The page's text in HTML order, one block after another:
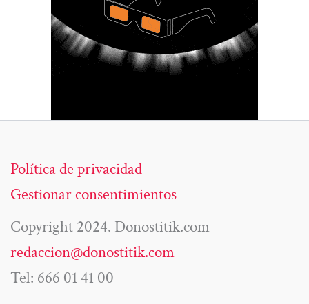
Política de privacidad
Gestionar consentimientos
Copyright 2024. Donostitik.com
redaccion@donostitik.com
Tel: 666 01 41 00